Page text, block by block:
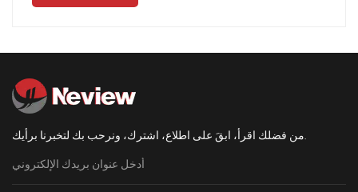
حلول التشطيب الآلية.
من فضلك اقرأ، ابقَ على اطلاع، اشترك، ونرحب بك لتخبرنا برأيك.